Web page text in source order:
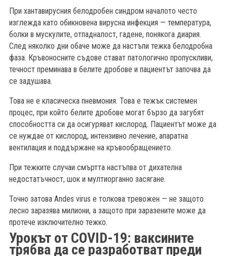
При хантавирусния белодробен синдром началото често
изглежда като обикновена вирусна инфекция — температура,
болки в мускулите, отпадналост, гадене, понякога диария.
След няколко дни обаче може да настъпи тежка белодробна
фаза. Кръвоносните съдове стават патологично пропускливи,
течност преминава в белите дробове и пациентът започва да
се задушава.
Това не е класическа пневмония. Това е тежък системен
процес, при който белите дробове могат бързо да загубят
способността си да осигуряват кислород. Пациентът може да
се нуждае от кислород, интензивно лечение, апаратна
вентилация и поддържане на кръвообращението.
При тежките случаи смъртта настъпва от дихателна
недостатъчност, шок и мултиорганно засягане.
Точно затова Andes virus е толкова тревожен — не защото
лесно заразява милиони, а защото при заразените може да
протече изключително тежко.
Урокът от COVID-19: ваксините
трябва да се разработват преди